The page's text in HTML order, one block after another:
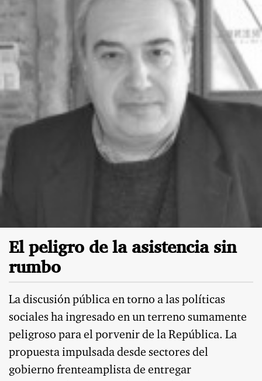
El peligro de la asistencia sin
rumbo
La discusión pública en torno a las políticas
sociales ha ingresado en un terreno sumamente
peligroso para el porvenir de la República. La
propuesta impulsada desde sectores del
gobierno frenteamplista de entregar